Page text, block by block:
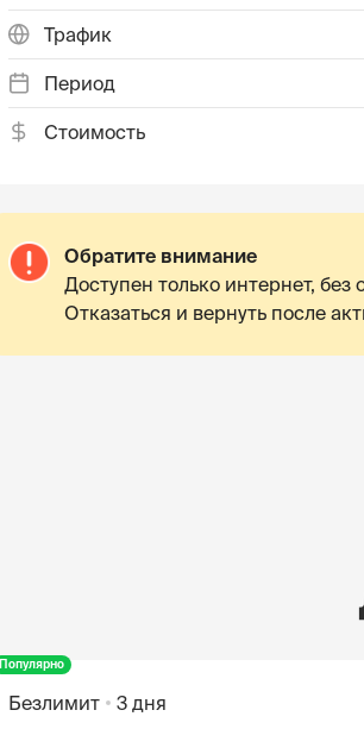
Трафик
Период
Стоимость
Обратите внимание
Доступен только интернет, без
Отказаться и вернуть после
Популярно
Безлимит 3 дня